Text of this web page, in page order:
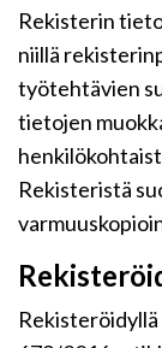
Rekisterin
niillä
työtehtävien
tietojen
Rekisteristä